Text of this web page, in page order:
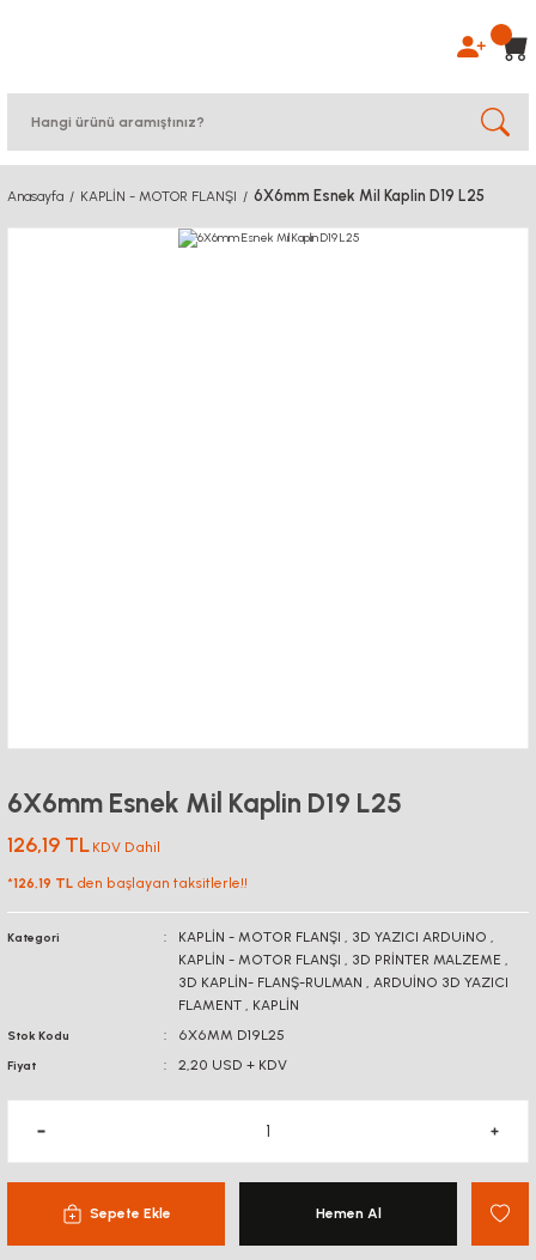
Anasayfa KAPLİN - MOTOR FLANŞI 6X6mm Esnek Mil Kaplin D19 L25
6X6mm Esnek Mil Kaplin D19 L25
126,19 TL KDV Dahil
*126,19 TL den başlayan taksitlerle!!
Kategori KAPLİN - MOTOR FLANŞI , 3D YAZICI ARDUiNO ,
KAPLİN - MOTOR FLANŞI , 3D PRİNTER MALZEME ,
3D KAPLİN- FLANŞ-RULMAN , ARDUİNO 3D YAZICI
FLAMENT , KAPLİN
Stok Kodu 6X6MM D19L25
Fiyat 2,20 USD + KDV
Sepete Ekle Hemen Al